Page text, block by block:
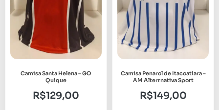
Camisa Santa Helena – GO
Quique
R$129,00
Camisa Penarol de Itacoatiara –
AM Alterrnativa Sport
R$149,00